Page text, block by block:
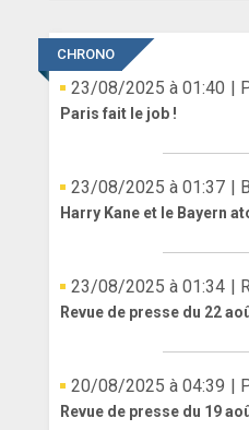
COUPE DE FRANCE
COUPE DE LA LIGUE
ALLEMAGNE
CHRONO
23/08/2025 à 01:40 |
Paris fait le job !
23/08/2025 à 01:37 |
Harry Kane et le Bayern
23/08/2025 à 01:34 |
Revue de presse du 22
20/08/2025 à 04:39 |
Revue de presse du 19